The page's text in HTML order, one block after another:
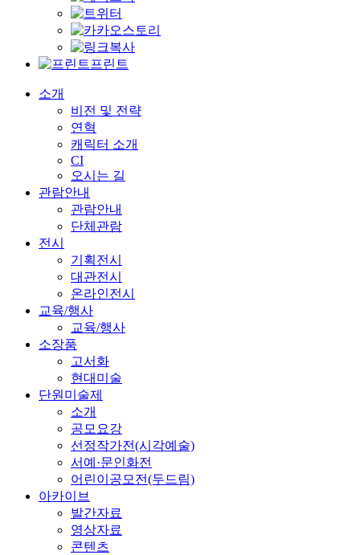
프린트
소개
비전 및 전략
연혁
캐릭터 소개
CI
오시는 길
관람안내
관람안내
단체관람
전시
기획전시
대관전시
온라인전시
교육/행사
교육/행사
소장품
고서화
현대미술
단원미술제
소개
공모요강
선정작가전(시각예술)
서예·문인화전
어린이공모전(두드림)
아카이브
발간자료
영상자료
콘텐츠